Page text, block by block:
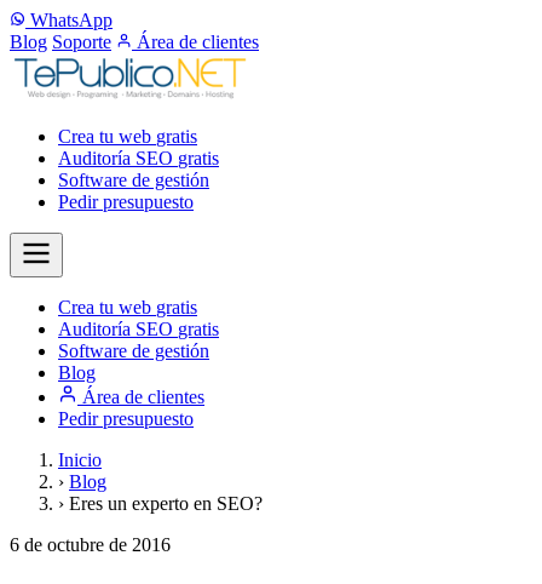
WhatsApp
Blog Soporte Área de clientes
Crea tu web gratis
Auditoría SEO gratis
Software de gestión
Pedir presupuesto
Crea tu web gratis
Auditoría SEO gratis
Software de gestión
Blog
Área de clientes
Pedir presupuesto
Inicio
› Blog
› Eres un experto en SEO?
6 de octubre de 2016